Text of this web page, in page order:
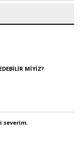
MİYİZ?
severim.